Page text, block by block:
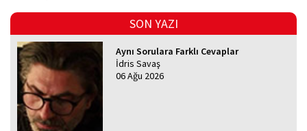
SON YAZI
Aynı Sorulara Farklı Cevaplar
İdris Savaş
06 Ağu 2026